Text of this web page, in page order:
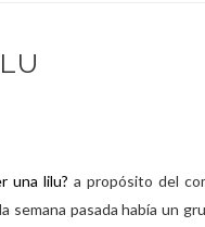
una lilu? a propósito del
semana pasada había un